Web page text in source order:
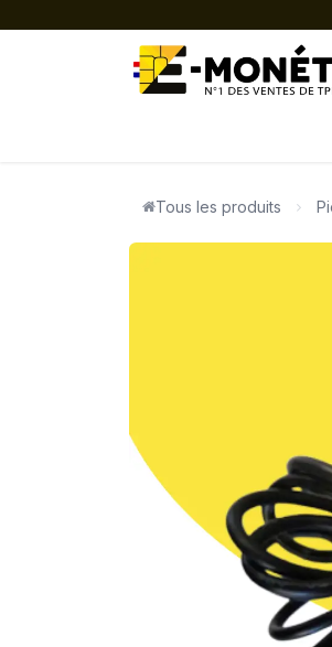
Tous les produits